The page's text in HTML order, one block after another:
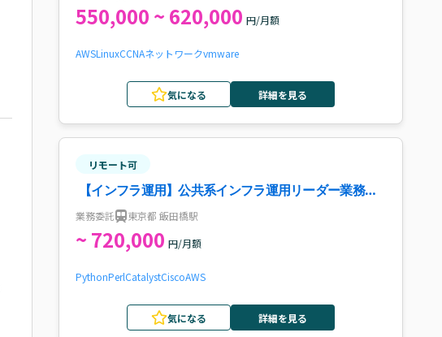
550,000 ~ 620,000 円/月額
AWSLinuxCCNAネットワークvmware
気になる 詳細を見る
リモート可
【インフラ運用】公共系インフラ運用リーダー業務案
件・求人
業務委託 東京都 飯田橋駅
~ 720,000 円/月額
PythonPerlCatalystCiscoAWS
気になる 詳細を見る